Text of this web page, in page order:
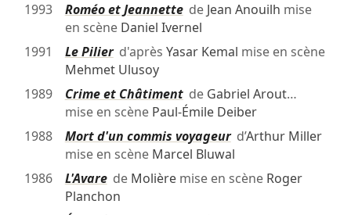
1993
Roméo et Jeannettede Jean Anouilh mise
en scène Daniel Ivernel
1991
Le Pilierd'après Yasar Kemal mise en scène
Mehmet Ulusoy
1989
Crime et Châtimentde Gabriel Arout…
mise en scène Paul-Émile Deiber
1988
Mort d'un commis voyageurd’Arthur Miller
mise en scène Marcel Bluwal
1986
L'Avarede Molièremise en scène Roger
Planchon